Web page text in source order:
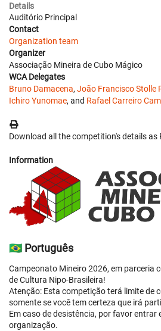
Details
Auditório Principal
Contact
Organization team
Organizer
Associação Mineira de Cubo Mágico
WCA Delegates
Bruno Damacena, João Francisco Stolle
Ichiro Yunomae, and Rafael Carreiro
Download all the competition's details as
Information
🇧🇷 Português
Campeonato Mineiro 2026, em parceria
de Cultura Nipo-Brasileira!
Atenção: Esta competição terá limite de
somente se você tem certeza que irá
Em caso de desistência, por favor entrar
organização.